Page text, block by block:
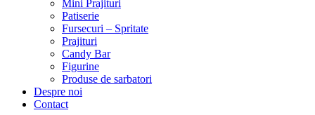
Mini Prajituri
Patiserie
Fursecuri – Spritate
Prajituri
Candy Bar
Figurine
Produse de sarbatori
Despre noi
Contact